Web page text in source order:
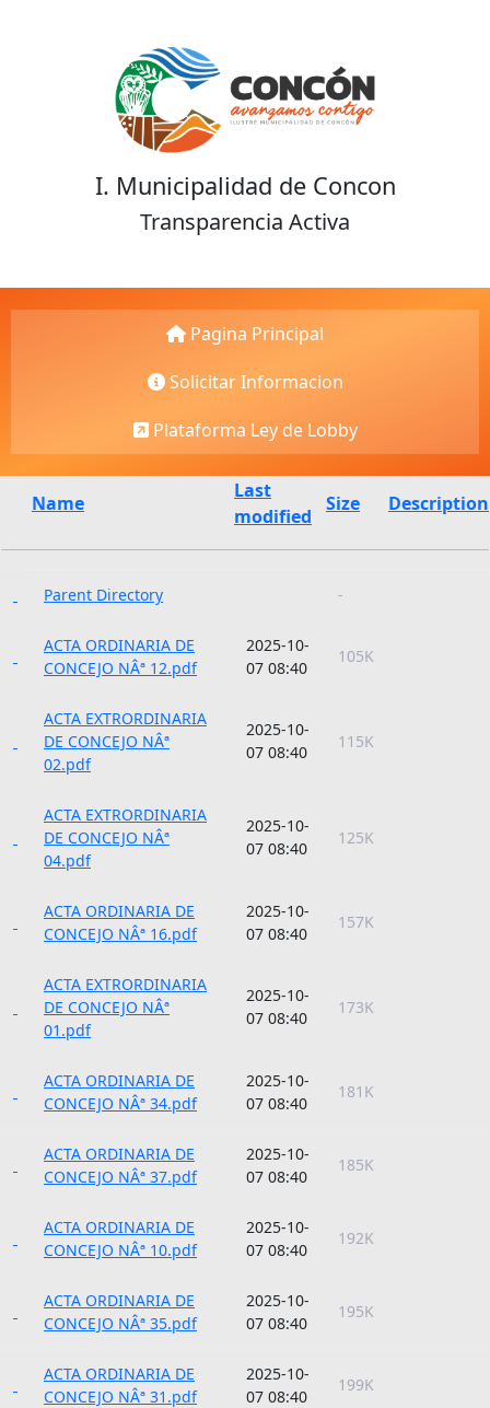
I. Municipalidad de Concon
Transparencia Activa
Pagina Principal
Solicitar Informacion
Plataforma Ley de Lobby
Name
Last
modified
Size Description
Parent Directory -
ACTA ORDINARIA DE
CONCEJO NÂª 12.pdf
2025-10-
07 08:40
105K
ACTA EXTRORDINARIA
DE CONCEJO NÂª
02.pdf
2025-10-
07 08:40
115K
ACTA EXTRORDINARIA
DE CONCEJO NÂª
04.pdf
2025-10-
07 08:40
125K
ACTA ORDINARIA DE
CONCEJO NÂª 16.pdf
2025-10-
07 08:40
157K
ACTA EXTRORDINARIA
DE CONCEJO NÂª
01.pdf
2025-10-
07 08:40
173K
ACTA ORDINARIA DE
CONCEJO NÂª 34.pdf
2025-10-
07 08:40
181K
ACTA ORDINARIA DE
CONCEJO NÂª 37.pdf
2025-10-
07 08:40
185K
ACTA ORDINARIA DE
CONCEJO NÂª 10.pdf
2025-10-
07 08:40
192K
ACTA ORDINARIA DE
CONCEJO NÂª 35.pdf
2025-10-
07 08:40
195K
ACTA ORDINARIA DE
CONCEJO NÂª 31.pdf
2025-10-
07 08:40
199K